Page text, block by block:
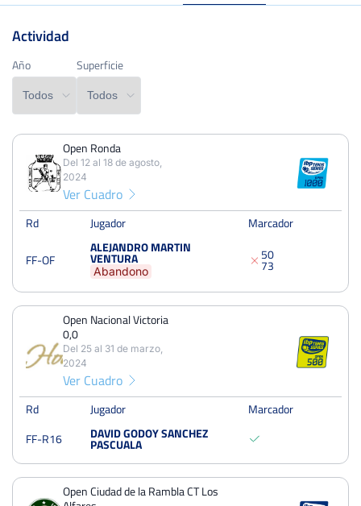
Edad
Peso
Estatura 185cm
Mano Derecha
Lugar de nacimiento Madrid, Madrid
Profesional desde
Entrenador Víctor Recio
Head Extreme
Año Superficie
PERDIDOS
7 94 87
PERDIDOS SETS
16 176
PERDIDOS JUEGOS
1131
Open Ronda
Del 12 al 18 de agosto, 2024
Octavos
Open Nacional Victoria 0,0
Dieciseisavos
Dura
Actividad
Año Superficie
Open Ronda
Del 12 al 18 de agosto,
2024
Ver Cuadro
Rd Jugador Marcador
FF-OF
ALEJANDRO MARTIN
VENTURA
Abandono
5
7
0
3
Open Nacional Victoria
0,0
Del 25 al 31 de marzo,
2024
Ver Cuadro
Rd Jugador
Marcador
FF-R16
DAVID GODOY SANCHEZ
PASCUALA
Open Ciudad de la Rambla CT Los